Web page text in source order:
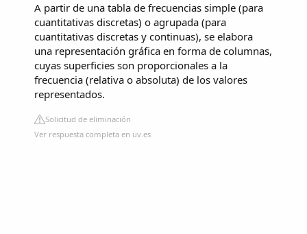
A partir de una tabla de frecuencias simple (para
cuantitativas discretas) o agrupada (para
cuantitativas discretas y continuas), se elabora
una representación gráfica en forma de columnas,
cuyas superficies son proporcionales a la
frecuencia (relativa o absoluta) de los valores
representados.
Solicitud de eliminación
Ver respuesta completa en uv.es